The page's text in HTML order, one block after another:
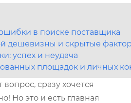
в поиске поставщика
дешевизны и скрытые
успех и неудача
площадок и личных
сразу хочется
Но это и есть главная